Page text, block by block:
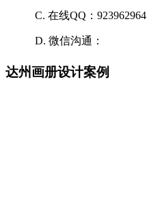
C. 在线QQ：923962964
D. 微信沟通：
达州画册设计案例